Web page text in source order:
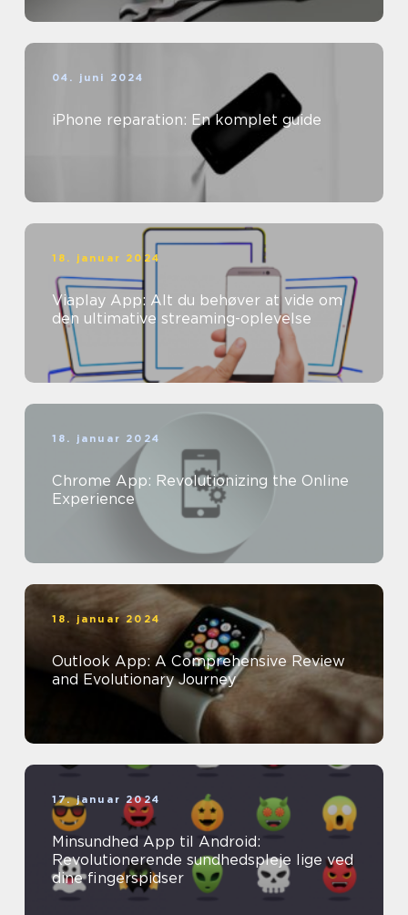
04. juni 2024
iPhone reparation: En komplet guide
18. januar 2024
Viaplay App: Alt du behøver at vide om
den ultimative streaming-oplevelse
18. januar 2024
Chrome App: Revolutionizing the Online
Experience
18. januar 2024
Outlook App: A Comprehensive Review
and Evolutionary Journey
17. januar 2024
Minsundhed App til Android:
Revolutionerende sundhedspleje lige ved
dine fingerspidser